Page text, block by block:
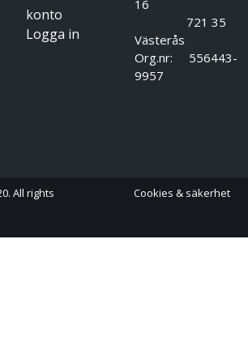
x Bredd 115 mm x Djup 120 mm.
konto
Logga in
16
721 35
Västerås
Org.nr: 556443-
9957
All rights
Cookies & säkerhet